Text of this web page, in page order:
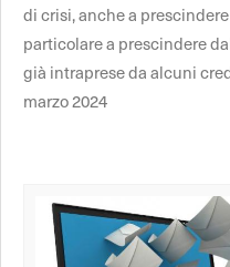
di crisi, anche a
particolare a prescindere
già intraprese da alcuni
marzo 2024